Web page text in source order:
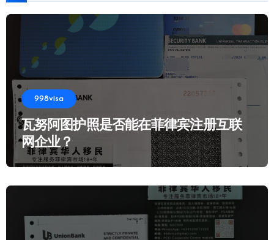
998visa
瓦努阿图护照是否能在菲律宾注册互联
网企业？